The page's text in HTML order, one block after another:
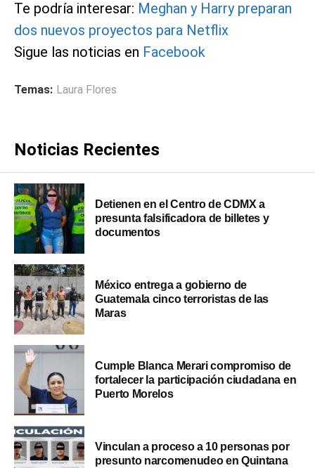
Te podría interesar: Meghan y Harry preparan
dos nuevos proyectos para Netflix
Sigue las noticias en Facebook
Temas: Laura Flores
Noticias Recientes
Detienen en el Centro de CDMX a
presunta falsificadora de billetes y
documentos
México entrega a gobierno de
Guatemala cinco terroristas de las
Maras
Cumple Blanca Merari compromiso de
fortalecer la participación ciudadana en
Puerto Morelos
Vinculan a proceso a 10 personas por
presunto narcomenudeo en Quintana